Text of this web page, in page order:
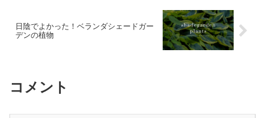
日陰でよかった！ベランダシェードガー
デンの植物
コメント